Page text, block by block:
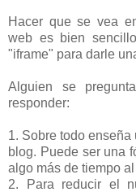
Hacer que se vea
web es bien
"iframe" para darle
Alguien se
responder:
1. Sobre todo
blog. Puede ser una
algo más de tiempo
2. Para reducir el